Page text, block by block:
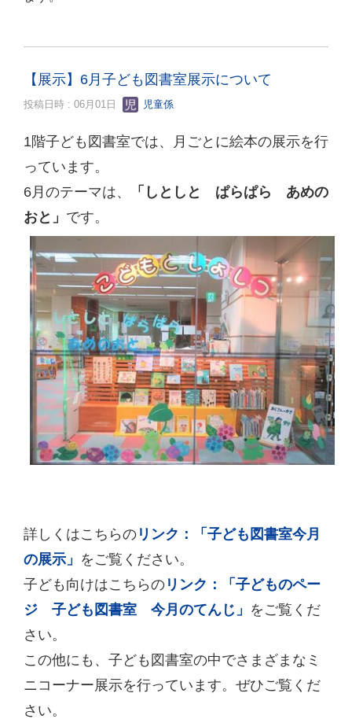
【展示】6月子ども図書室展示について
投稿日時 : 06月01日 児童係
1階子ども図書室では、月ごとに絵本の展示を行
っています。
6月のテーマは、
「しとしと ぱらぱら あめの
おと」 です。
詳しくはこちらの リンク：「子ども図書室今月
の展示」 をご覧ください。
子ども向けはこちらの リンク：「子どものペー
ジ 子ども図書室 今月のてんじ」 をご覧くだ
さい。
この他にも、子ども図書室の中でさまざまなミ
ニコーナー展示を行っています。ぜひご覧くだ
さい。